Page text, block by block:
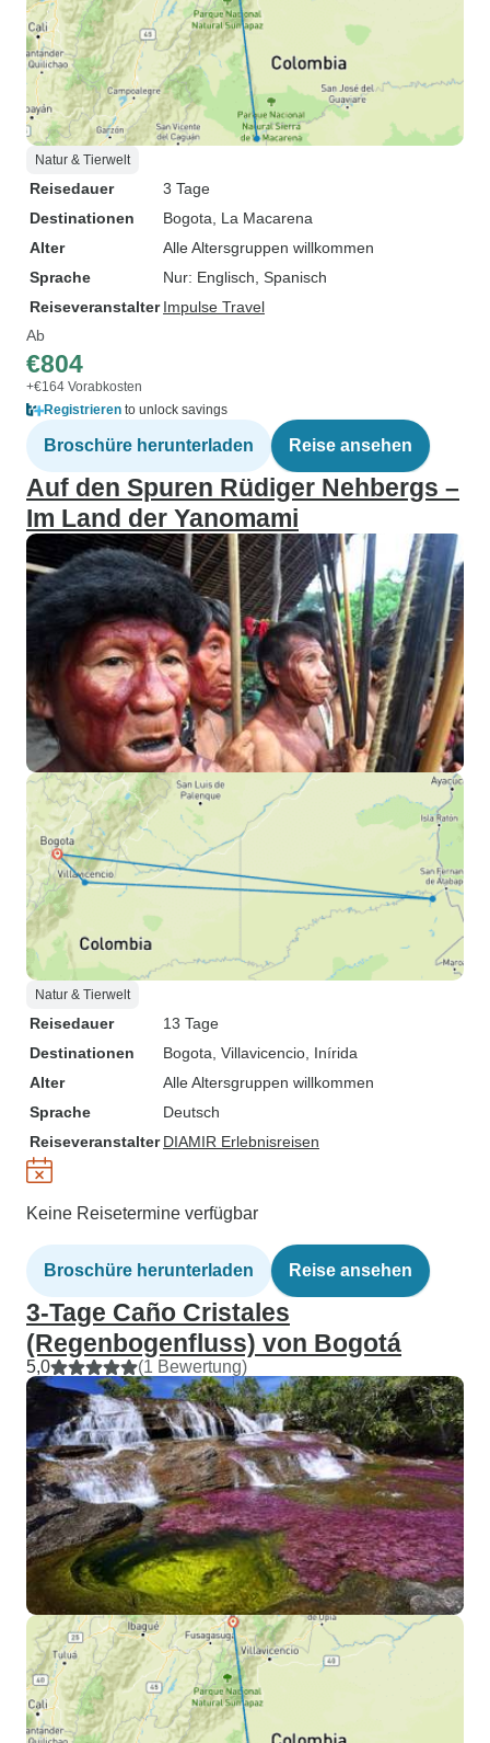
Natur & Tierwelt
Reisedauer
3 Tage
Destinationen
Bogota , La Macarena
Alter
Alle Altersgruppen willkommen
Sprache
Nur: Englisch, Spanisch
Reiseveranstalter Impulse Travel
Ab
€804
+€164 Vorabkosten
Registrieren to unlock savings
Broschüre herunterladen Reise ansehen
Auf den Spuren Rüdiger Nehbergs –
Im Land der Yanomami
Natur & Tierwelt
Reisedauer
13 Tage
Destinationen
Bogota , Villavicencio , Inírida
Alter
Alle Altersgruppen willkommen
Sprache
Deutsch
Reiseveranstalter DIAMIR Erlebnisreisen
Keine Reisetermine verfügbar
Broschüre herunterladen Reise ansehen
3-Tage Caño Cristales
(Regenbogenfluss) von Bogotá
5,0 (1 Bewertung)